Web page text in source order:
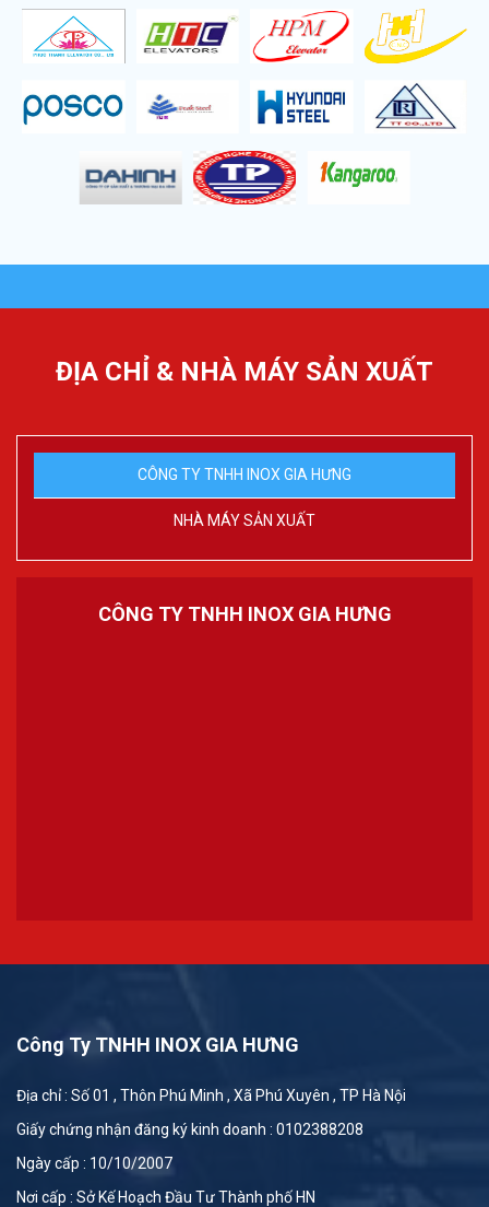
ĐỊA CHỈ & NHÀ MÁY SẢN XUẤT
CÔNG TY TNHH INOX GIA HƯNG
NHÀ MÁY SẢN XUẤT
CÔNG TY TNHH INOX GIA HƯNG
Công Ty TNHH INOX GIA HƯNG
Địa chỉ : Số 01 , Thôn Phú Minh , Xã Phú Xuyên , TP Hà Nội
Giấy chứng nhận đăng ký kinh doanh : 0102388208
Ngày cấp : 10/10/2007
Nơi cấp : Sở Kế Hoạch Đầu Tư Thành phố HN